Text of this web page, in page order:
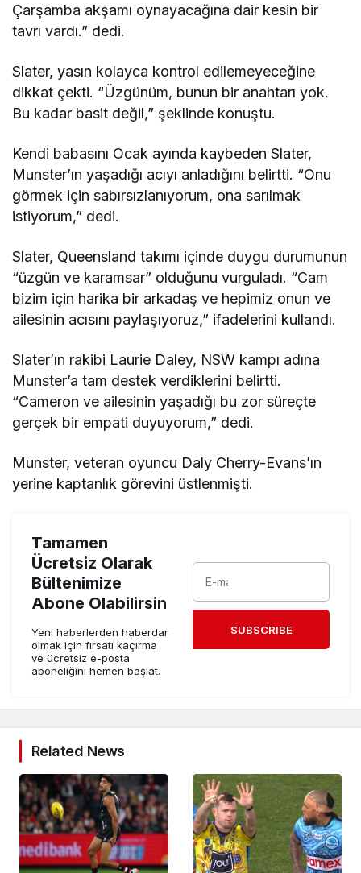
Çarşamba akşamı oynayacağına dair kesin bir
tavrı vardı.” dedi.
Slater, yasın kolayca kontrol edilemeyeceğine
dikkat çekti. “Üzgünüm, bunun bir anahtarı yok.
Bu kadar basit değil,” şeklinde konuştu.
Kendi babasını Ocak ayında kaybeden Slater,
Munster’ın yaşadığı acıyı anladığını belirtti. “Onu
görmek için sabırsızlanıyorum, ona sarılmak
istiyorum,” dedi.
Slater, Queensland takımı içinde duygu durumunun
“üzgün ve karamsar” olduğunu vurguladı. “Cam
bizim için harika bir arkadaş ve hepimiz onun ve
ailesinin acısını paylaşıyoruz,” ifadelerini kullandı.
Slater’ın rakibi Laurie Daley, NSW kampı adına
Munster’a tam destek verdiklerini belirtti.
“Cameron ve ailesinin yaşadığı bu zor süreçte
gerçek bir empati duyuyorum,” dedi.
Munster, veteran oyuncu Daly Cherry-Evans’ın
yerine kaptanlık görevini üstlenmişti.
Tamamen
Ücretsiz Olarak
Bültenimize
Abone Olabilirsin
Yeni haberlerden haberdar
olmak için fırsatı kaçırma
ve ücretsiz e-posta
aboneliğini hemen başlat.
SUBSCRIBE
Related News